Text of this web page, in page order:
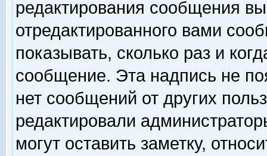
редактирования сообщения
отредактированного вами
показывать, сколько раз и
сообщение. Эта надпись не
нет сообщений от других
редактировали
могут оставить заметку,